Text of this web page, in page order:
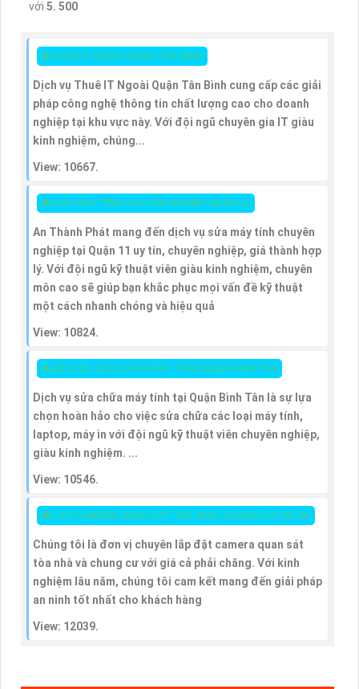
với 5. 500
👸 THUÊ IT NGOÀI QUẬN TÂN BÌNH
Dịch vụ Thuê IT Ngoài Quận Tân Bình cung cấp các giải
pháp công nghệ thông tin chất lượng cao cho doanh
nghiệp tại khu vực này. Với đội ngũ chuyên gia IT giàu
kinh nghiệm, chúng...
View: 10667.
👸 SỬA MÁY TÍNH CHUYÊN NGHIỆP QUẬN 11
An Thành Phát mang đến dịch vụ sửa máy tính chuyên
nghiệp tại Quận 11 uy tín, chuyên nghiệp, giá thành hợp
lý. Với đội ngũ kỹ thuật viên giàu kinh nghiệm, chuyên
môn cao sẽ giúp bạn khắc phục mọi vấn đề kỹ thuật
một cách nhanh chóng và hiệu quả
View: 10824.
👸 DỊCH VỤ SỬA CHỮA MÁY TÍNH QUẬN BÌNH TÂN
Dịch vụ sửa chữa máy tính tại Quận Bình Tân là sự lựa
chọn hoàn hảo cho việc sửa chữa các loại máy tính,
laptop, máy in với đội ngũ kỹ thuật viên chuyên nghiệp,
giàu kinh nghiệm. ...
View: 10546.
👸 LẮP CAMERA QUAN SÁT TÒA NHÀ, CHUNG CƯ GIÁ RẺ
Chúng tôi là đơn vị chuyên lắp đặt camera quan sát
tòa nhà và chung cư với giá cả phải chăng. Với kinh
nghiệm lâu năm, chúng tôi cam kết mang đến giải pháp
an ninh tốt nhất cho khách hàng
View: 12039.